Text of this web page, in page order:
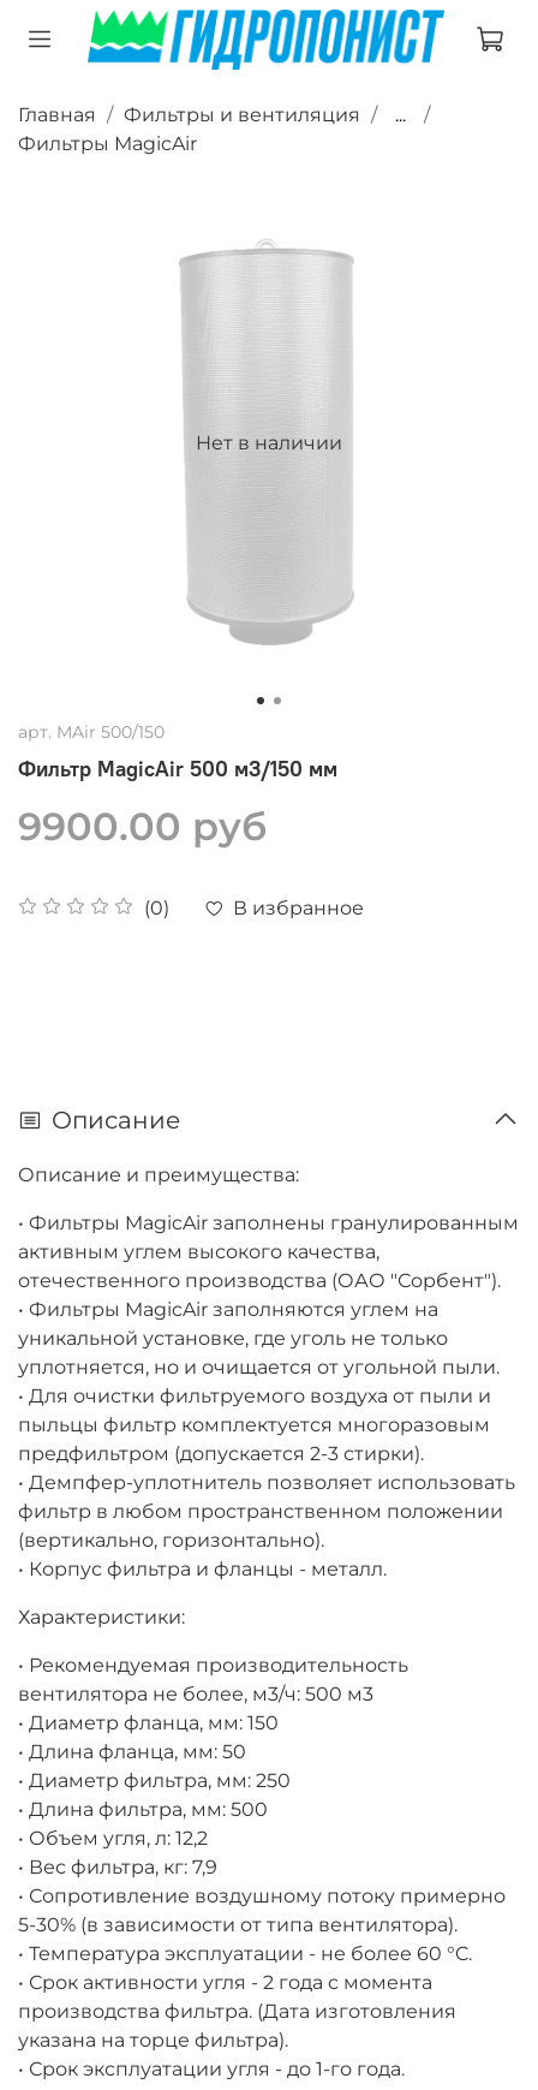
Главная Фильтры и вентиляция
...
Фильтры MagicAir
Нет в наличии
арт. MAir 500/150
Фильтр MagicAir 500 м3/150 мм
(0) В избранное
9900.00 руб
Описание
Описание и преимущества:
• Фильтры MagicAir заполнены гранулированным
активным углем высокого качества,
отечественного производства (ОАО "Сорбент").
• Фильтры MagicAir заполняются углем на
уникальной установке, где уголь не только
уплотняется, но и очищается от угольной пыли.
• Для очистки фильтруемого воздуха от пыли и
пыльцы фильтр комплектуется многоразовым
предфильтром (допускается 2-3 стирки).
• Демпфер-уплотнитель позволяет использовать
фильтр в любом пространственном положении
(вертикально, горизонтально).
• Корпус фильтра и фланцы - металл.
Характеристики:
• Рекомендуемая производительность
вентилятора не более, м3/ч: 500 м3
• Диаметр фланца, мм: 150
• Длина фланца, мм: 50
• Диаметр фильтра, мм: 250
• Длина фильтра, мм: 500
• Объем угля, л: 12,2
• Вес фильтра, кг: 7,9
• Сопротивление воздушному потоку примерно
5-30% (в зависимости от типа вентилятора).
• Температура эксплуатации - не более 60 °C.
• Срок активности угля - 2 года с момента
производства фильтра. (Дата изготовления
указана на торце фильтра).
• Срок эксплуатации угля - до 1-го года.